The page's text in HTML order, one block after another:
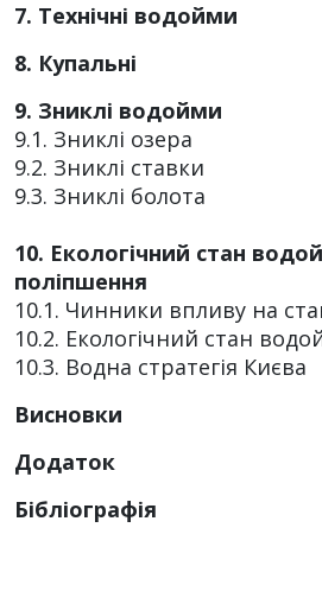
7. Технічні водойми
8. Купальні
9. Зниклі водойми
9.1. Зниклі озера
9.2. Зниклі ставки
9.3. Зниклі болота
10. Екологічний стан
поліпшення
10.1. Чинники впливу на
10.2. Екологічний стан
10.3. Водна стратегія Києва
Висновки
Додаток
Бібліографія